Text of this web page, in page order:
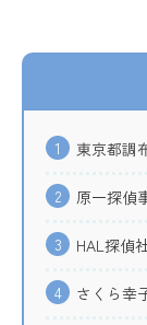
1 東京都調
2 原一探偵
3 HAL探偵
4 さくら幸